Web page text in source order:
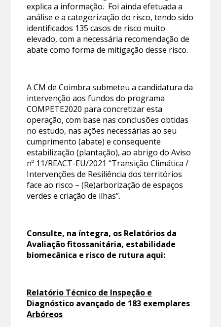
explica a informação. Foi ainda efetuada a
análise e a categorização do risco, tendo sido
identificados 135 casos de risco muito
elevado, com a necessária recomendação de
abate como forma de mitigação desse risco.
A CM de Coimbra submeteu a candidatura da
intervenção aos fundos do programa
COMPETE2020 para concretizar esta
operação, com base nas conclusões obtidas
no estudo, nas ações necessárias ao seu
cumprimento (abate) e consequente
estabilização (plantação), ao abrigo do Aviso
nº 11/REACT-EU/2021 “Transição Climática /
Intervenções de Resiliência dos territórios
face ao risco – (Re)arborização de espaços
verdes e criação de ilhas”.
Consulte, na íntegra, os Relatórios da
Avaliação fitossanitária, estabilidade
biomecânica e risco de rutura aqui:
Relatório Técnico de Inspeção e
Diagnóstico avançado de 183 exemplares
Arbóreos